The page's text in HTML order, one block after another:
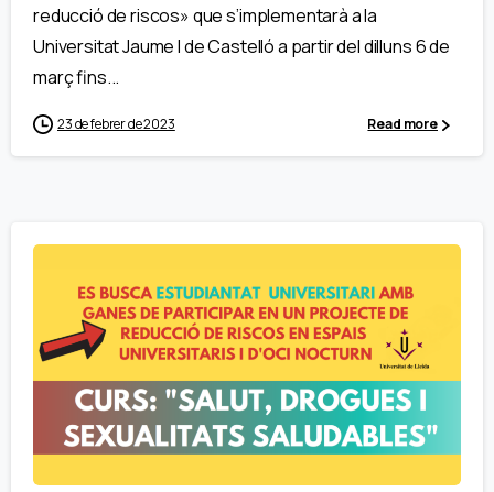
reducció de riscos» que s’implementarà a la
Universitat Jaume I de Castelló a partir del dilluns 6 de
març fins...
23 de febrer de 2023 Read more